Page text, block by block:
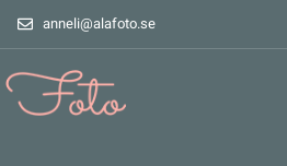
anneli@alafoto.se